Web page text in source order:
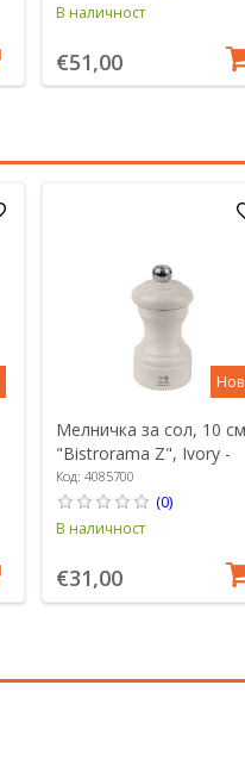
В наличност
€51,00
Мелничка за сол, 10
"Bistrorama Z", Ivory -
Peugeot
Код: 4085700
(0)
В наличност
€31,00